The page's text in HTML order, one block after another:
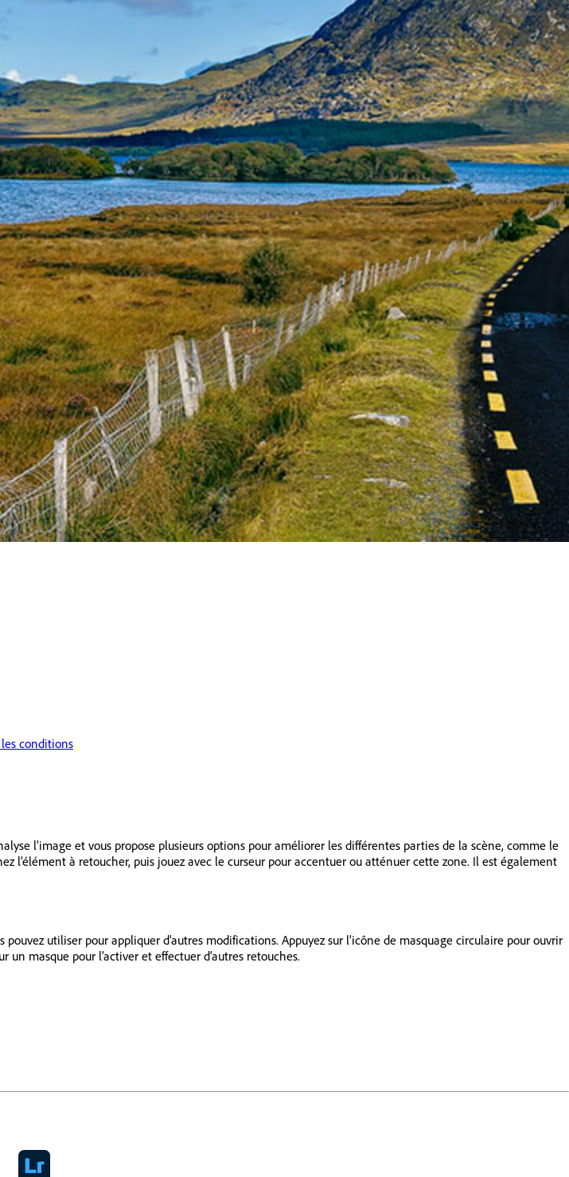
conditions
l’image et vous propose plusieurs options pour améliorer les différentes parties de la scène, comme le
l’élément à retoucher, puis jouez avec le curseur pour accentuer ou atténuer cette zone. Il est également
utiliser pour appliquer d’autres modifications. Appuyez sur l’icône de masquage circulaire pour ouvrir
masque pour l’activer et effectuer d’autres retouches.